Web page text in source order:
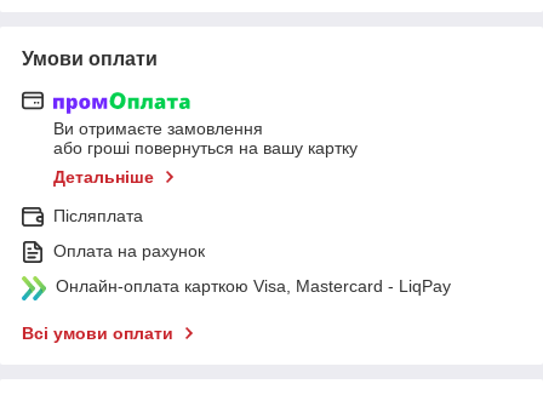
Умови оплати
Ви отримаєте замовлення
або гроші повернуться на вашу картку
Детальніше
Післяплата
Оплата на рахунок
Онлайн-оплата карткою Visa, Mastercard - LiqPay
Всі умови оплати